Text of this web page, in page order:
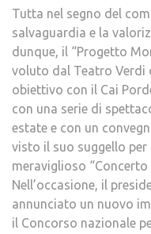
Tutta nel segno del
salvaguardia e la
dunque, il “Progetto
voluto dal Teatro Verdi
obiettivo con il Cai
con una serie di
estate e con un
visto il suo suggello
meraviglioso
Nell’occasione, il
annunciato un nuovo
il Concorso nazionale